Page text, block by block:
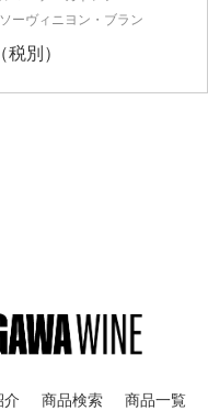
ソーヴィニヨン・ブラン
別）
介 商品検索 商品一覧